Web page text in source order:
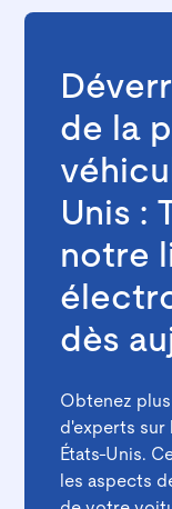
de la
Unis :
notre
dès
Obtenez
d'experts sur
États-Unis.
les aspects